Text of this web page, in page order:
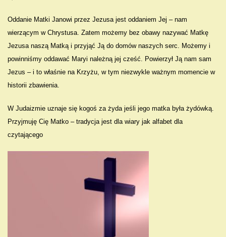
Oddanie Matki Janowi przez Jezusa jest oddaniem Jej – nam
wierzącym w Chrystusa. Zatem możemy bez obawy nazywać Matkę
Jezusa naszą Matką i przyjąć Ją do domów naszych serc. Możemy i
powinniśmy oddawać Maryi należną jej cześć. Powierzył Ją nam sam
Jezus – i to właśnie na Krzyżu, w tym niezwykle ważnym momencie w
historii zbawienia.
W Judaizmie uznaje się kogoś za żyda jeśli jego matka była żydówką.
Przyjmuję Cię Matko – tradycja jest dla wiary jak alfabet dla
czytającego